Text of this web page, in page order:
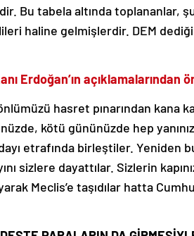
Bu tabela altında toplananlar,
haline gelmişlerdir. DEM
Erdoğan’ın açıklamalarından
hasret pınarından kana
kötü gününüzde hep
etrafında birleştiler.
sizlere dayattılar. Sizlerin
Meclis’e taşıdılar hatta